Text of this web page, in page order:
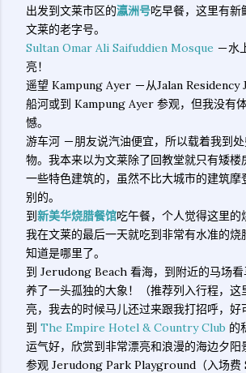
出发到文莱市区的瀛洲号吃早餐，这里有新
文莱的老字号。
Sultan Omar Ali Saifuddien Mosque －水
亮！
遥望 Kampung Ayer －从Jalan Residency
船河或到 Kampung Ayer 参观，但我没有
憾。
游车河 －朋友说汽油便宜，所以载着我到
物。我本来以为文莱除了回教堂就只有矮楼
一些特色建筑的，虽然不比大城市的建筑摩
别的。
到新美华烧腊餐馆吃午餐，个人觉得这里的
我在文莱的最后一天就吃到非常有水准的烧
知道是哪里了。
到 Jerudong Beach 看海，到附近的马场
养了一头孤独的大象！（推荐列入行程，这
亮，我去的时候马儿还过来跟我打招呼，好
到 The Empire Hotel & Country Club 的
运气好，欣赏到非常漂亮和浪漫的海边夕阳
参观 Jerudong Park Playground（入场费